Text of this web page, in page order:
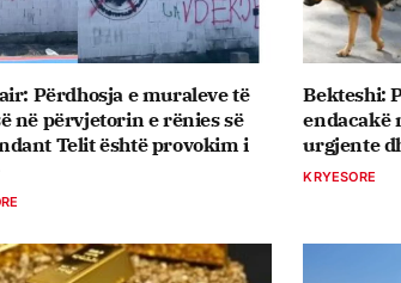
Përdhosja e muraleve të
në përvjetorin e rënies së
Telit është provokim i
Bekteshi:
endacakë
urgjente
KRYESORE